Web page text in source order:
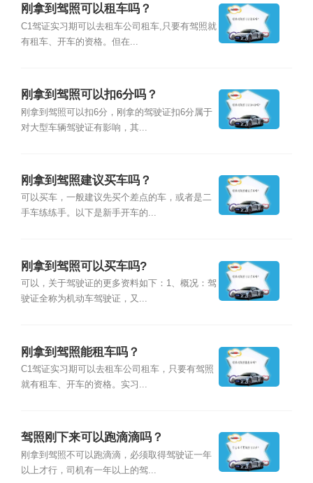
刚拿到驾照可以租车吗？
C1驾证实习期可以去租车公司租车,只要有驾照就
有租车、开车的资格。但在...
刚拿到驾照可以扣6分吗？
刚拿到驾照可以扣6分，刚拿的驾驶证扣6分属于
对大型车辆驾驶证有影响，其...
刚拿到驾照建议买车吗？
可以买车，一般建议先买个差点的车，或者是二
手车练练手。以下是新手开车的...
刚拿到驾照可以买车吗?
可以，关于驾驶证的更多资料如下：1、概况：驾
驶证全称为机动车驾驶证，又...
刚拿到驾照能租车吗？
C1驾证实习期可以去租车公司租车，只要有驾照
就有租车、开车的资格。实习...
驾照刚下来可以跑滴滴吗？
刚拿到驾照不可以跑滴滴，必须取得驾驶证一年
以上才行，司机有一年以上的驾...